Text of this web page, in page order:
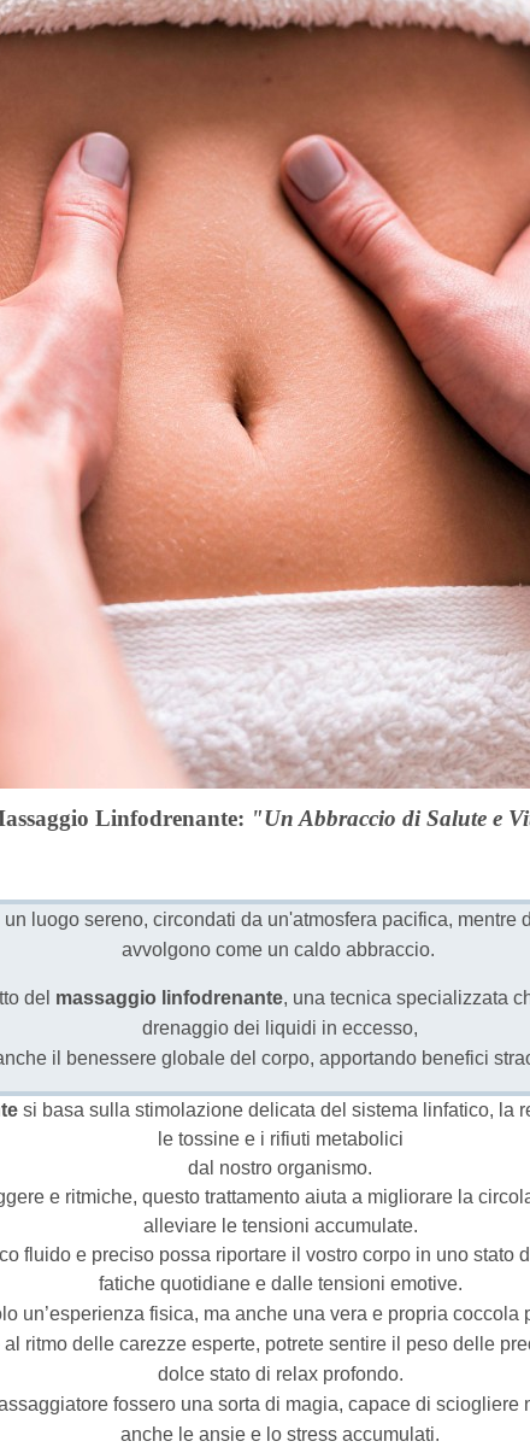
Linfodrenante: "Un Abbraccio di Salute e
un luogo sereno, circondati da un'atmosfera pacifica, mentre
avvolgono come un caldo abbraccio.
del massaggio linfodrenante, una tecnica specializzata
drenaggio dei liquidi in eccesso,
il benessere globale del corpo, apportando benefici
si basa sulla stimolazione delicata del sistema linfatico, la
le tossine e i rifiuti metabolici
dal nostro organismo.
e ritmiche, questo trattamento aiuta a migliorare la
alleviare le tensioni accumulate.
fluido e preciso possa riportare il vostro corpo in uno stato
fatiche quotidiane e dalle tensioni emotive.
un’esperienza fisica, ma anche una vera e propria coccola
ritmo delle carezze esperte, potrete sentire il peso delle
dolce stato di relax profondo.
fossero una sorta di magia, capace di sciogliere
anche le ansie e lo stress accumulati.